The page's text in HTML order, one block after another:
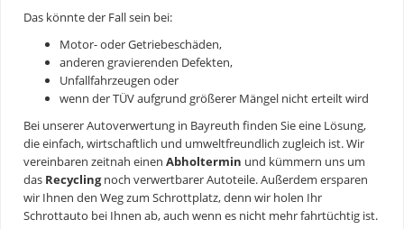
Das könnte der Fall sein bei:
Motor- oder Getriebeschäden,
anderen gravierenden Defekten,
Unfallfahrzeugen oder
wenn der TÜV aufgrund größerer Mängel nicht erteilt wird
Bei unsererAutoverwertung in Bayreuth finden Sie eine Lösung,
die einfach, wirtschaftlich und umweltfreundlich zugleich ist. Wir
vereinbaren zeitnah einen Abholtermin und kümmern uns um
das Recyclingnoch verwertbarer Autoteile. Außerdem ersparen
wir Ihnen den Weg zum Schrottplatz, denn wir holen Ihr
Schrottauto bei Ihnen ab, auch wenn es nicht mehr fahrtüchtig ist.